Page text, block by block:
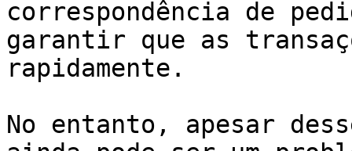
correspondência de
garantir que as
rapidamente.
No entanto, apesar